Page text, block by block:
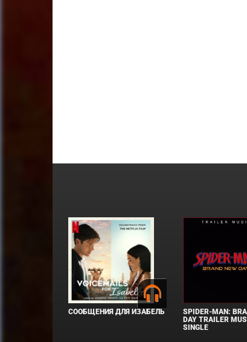
СООБЩЕНИЯ ДЛЯ ИЗАБЕЛЬ
SPIDER-MAN:
DAY TRAILER
SINGLE